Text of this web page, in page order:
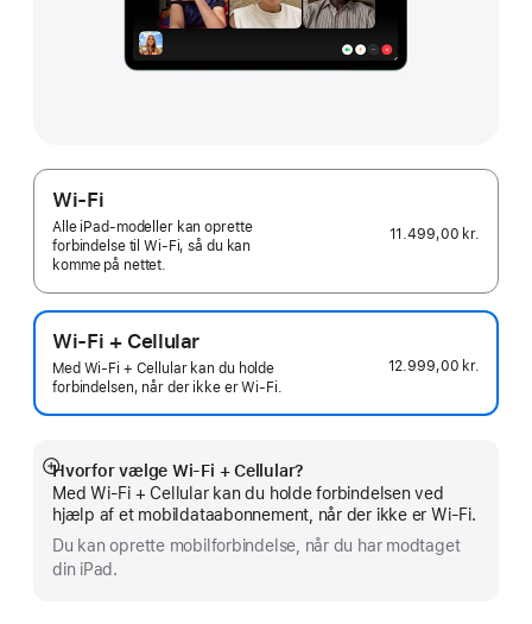
Wi-Fi
Alle iPad-modeller kan oprette
forbindelse til Wi‑Fi, så du kan
komme på nettet.
11.499,00 kr.
Wi-Fi + Cellular
Med Wi-Fi + Cellular kan du holde
forbindelsen, når der ikke er Wi-Fi.
12.999,00 kr.
Hvorfor vælge Wi‑Fi + Cellular?
Med Wi-Fi + Cellular kan du holde forbindelsen ved
hjælp af et mobildataabonnement, når der ikke er Wi‑Fi.
Du kan oprette mobilforbindelse, når du har modtaget
din iPad.
Vis
mere